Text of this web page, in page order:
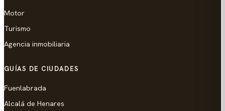
Motor
Turismo
Agencia inmobiliaria
GUÍAS DE CIUDADES
Fuenlabrada
Alcalá de Henares